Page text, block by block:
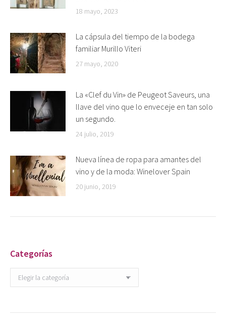
18 mayo, 2023
La cápsula del tiempo de la bodega
familiar Murillo Viteri
27 mayo, 2020
La «Clef du Vin» de Peugeot Saveurs, una
llave del vino que lo enveceje en tan solo
un segundo.
24 julio, 2019
Nueva línea de ropa para amantes del
vino y de la moda: Winelover Spain
20 junio, 2019
Categorías
Categorías